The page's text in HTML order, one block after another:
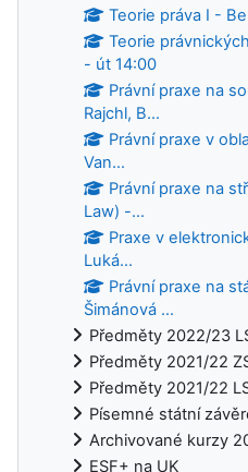
Teorie práva I -
Teorie
- út 14:00
Právní praxe na
Rajchl, B...
Právní praxe v
Van...
Právní praxe na
Law) -...
Praxe v
Luká...
Právní praxe na
Šimánová ...
Předměty 2022/23
Předměty 2021/22
Předměty 2021/22
Písemné státní
Archivované kurzy
ESF+ na UK